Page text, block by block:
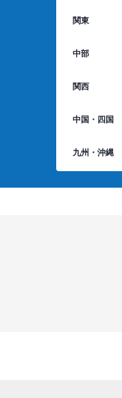
関東
中部
関西
中国・四国
九州・沖縄